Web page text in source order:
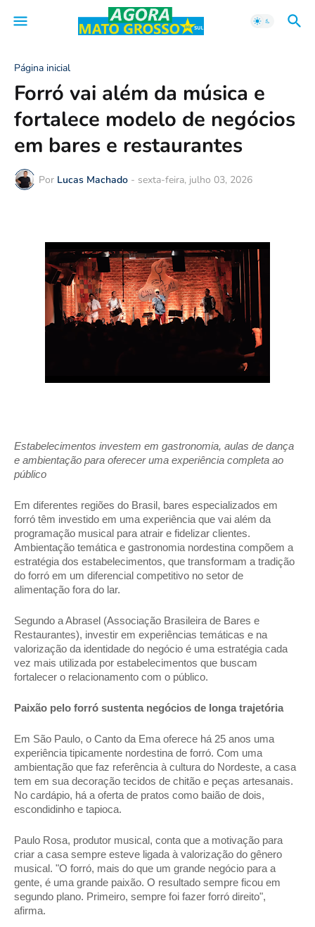
Página inicial
Forró vai além da música e
fortalece modelo de negócios
em bares e restaurantes
Por Lucas Machado - sexta-feira, julho 03, 2026
Estabelecimentos investem em gastronomia, aulas de dança
e ambientação para oferecer uma experiência completa ao
público
Em diferentes regiões do Brasil, bares especializados em
forró têm investido em uma experiência que vai além da
programação musical para atrair e fidelizar clientes.
Ambientação temática e gastronomia nordestina compõem a
estratégia dos estabelecimentos, que transformam a tradição
do forró em um diferencial competitivo no setor de
alimentação fora do lar.
Segundo a Abrasel (Associação Brasileira de Bares e
Restaurantes), investir em experiências temáticas e na
valorização da identidade do negócio é uma estratégia cada
vez mais utilizada por estabelecimentos que buscam
fortalecer o relacionamento com o público.
Paixão pelo forró sustenta negócios de longa trajetória
Em São Paulo, o Canto da Ema oferece há 25 anos uma
experiência tipicamente nordestina de forró. Com uma
ambientação que faz referência à cultura do Nordeste, a casa
tem em sua decoração tecidos de chitão e peças artesanais.
No cardápio, há a oferta de pratos como baião de dois,
escondidinho e tapioca.
Paulo Rosa, produtor musical, conta que a motivação para
criar a casa sempre esteve ligada à valorização do gênero
musical. "O forró, mais do que um grande negócio para a
gente, é uma grande paixão. O resultado sempre ficou em
segundo plano. Primeiro, sempre foi fazer forró direito",
afirma.